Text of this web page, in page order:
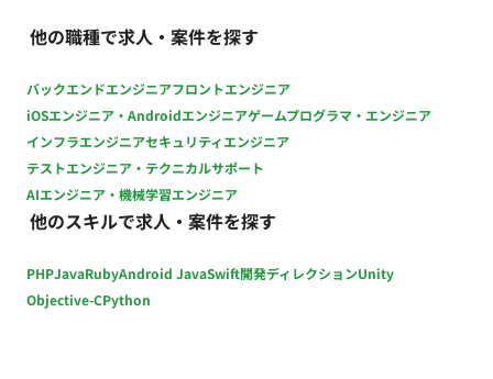
他の職種で求人・案件を探す
バックエンドエンジニアフロントエンジニア
iOSエンジニア・Androidエンジニアゲームプログラマ・エンジニア
インフラエンジニアセキュリティエンジニア
テストエンジニア・テクニカルサポート
AIエンジニア・機械学習エンジニア
他のスキルで求人・案件を探す
PHPJavaRubyAndroid JavaSwift開発ディレクションUnity
Objective-CPython